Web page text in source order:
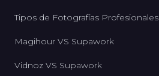
Tipos de Fotografías Profesionales
Magihour VS Supawork
Vidnoz VS Supawork